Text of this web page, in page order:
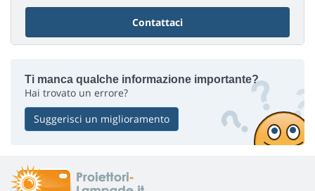
Contattaci
Ti manca qualche informazione importante?
Hai trovato un errore?
Suggerisci un miglioramento